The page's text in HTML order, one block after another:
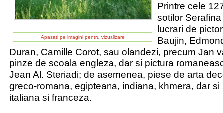
Apasati pe imagini pentru vizualizare
Printre cele
sotilor
lucrari de
Baujin,
Duran, Camille Corot, sau olandezi, precum Jan
pinze de scoala engleza, dar si pictura
Jean Al. Steriadi; de asemenea, piese de arta
greco-romana, egipteana, indiana, khmera, dar
italiana si franceza.